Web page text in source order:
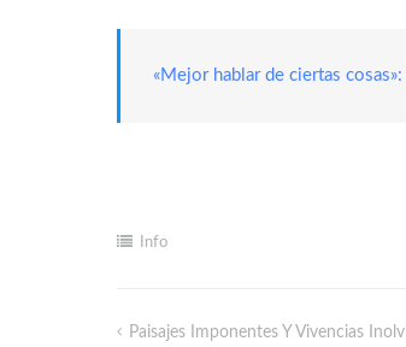
«Mejor hablar de ciertas
Info
Paisajes Imponentes Y Vivencias